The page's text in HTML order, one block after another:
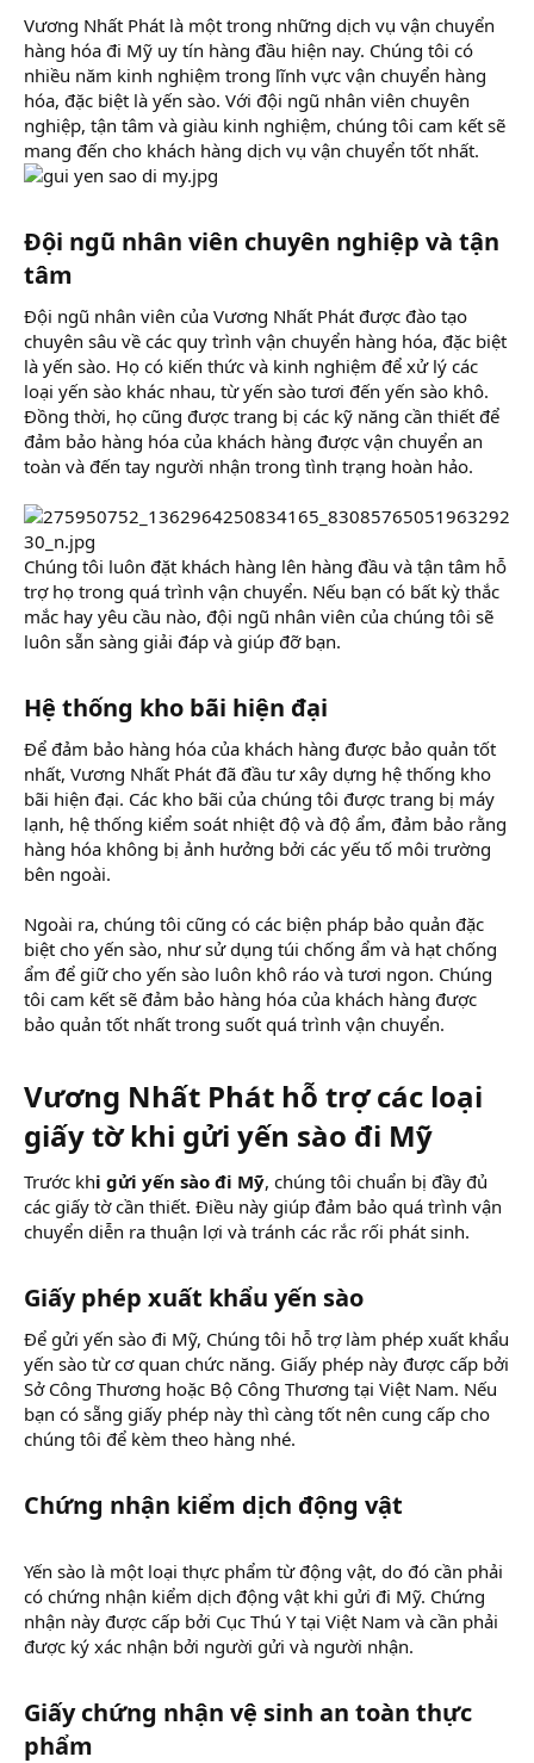
Vương Nhất Phát là một trong những dịch vụ vận chuyển
hàng hóa đi Mỹ uy tín hàng đầu hiện nay. Chúng tôi có
nhiều năm kinh nghiệm trong lĩnh vực vận chuyển hàng
hóa, đặc biệt là yến sào. Với đội ngũ nhân viên chuyên
nghiệp, tận tâm và giàu kinh nghiệm, chúng tôi cam kết sẽ
mang đến cho khách hàng dịch vụ vận chuyển tốt nhất.
Đội ngũ nhân viên chuyên nghiệp và tận
tâm​
Đội ngũ nhân viên của Vương Nhất Phát được đào tạo
chuyên sâu về các quy trình vận chuyển hàng hóa, đặc biệt
là yến sào. Họ có kiến thức và kinh nghiệm để xử lý các
loại yến sào khác nhau, từ yến sào tươi đến yến sào khô.
Đồng thời, họ cũng được trang bị các kỹ năng cần thiết để
đảm bảo hàng hóa của khách hàng được vận chuyển an
toàn và đến tay người nhận trong tình trạng hoàn hảo.
Chúng tôi luôn đặt khách hàng lên hàng đầu và tận tâm hỗ
trợ họ trong quá trình vận chuyển. Nếu bạn có bất kỳ thắc
mắc hay yêu cầu nào, đội ngũ nhân viên của chúng tôi sẽ
luôn sẵn sàng giải đáp và giúp đỡ bạn.
Hệ thống kho bãi hiện đại​
Để đảm bảo hàng hóa của khách hàng được bảo quản tốt
nhất, Vương Nhất Phát đã đầu tư xây dựng hệ thống kho
bãi hiện đại. Các kho bãi của chúng tôi được trang bị máy
lạnh, hệ thống kiểm soát nhiệt độ và độ ẩm, đảm bảo rằng
hàng hóa không bị ảnh hưởng bởi các yếu tố môi trường
bên ngoài.
Ngoài ra, chúng tôi cũng có các biện pháp bảo quản đặc
biệt cho yến sào, như sử dụng túi chống ẩm và hạt chống
ẩm để giữ cho yến sào luôn khô ráo và tươi ngon. Chúng
tôi cam kết sẽ đảm bảo hàng hóa của khách hàng được
bảo quản tốt nhất trong suốt quá trình vận chuyển.
Vương Nhất Phát hỗ trợ các loại
giấy tờ khi gửi yến sào đi Mỹ​
Trước khi gửi yến sào đi Mỹ, chúng tôi chuẩn bị đầy đủ
các giấy tờ cần thiết. Điều này giúp đảm bảo quá trình vận
chuyển diễn ra thuận lợi và tránh các rắc rối phát sinh.
Giấy phép xuất khẩu yến sào​
Để gửi yến sào đi Mỹ, Chúng tôi hỗ trợ làm phép xuất khẩu
yến sào từ cơ quan chức năng. Giấy phép này được cấp bởi
Sở Công Thương hoặc Bộ Công Thương tại Việt Nam. Nếu
bạn có sẵng giấy phép này thì càng tốt nên cung cấp cho
chúng tôi để kèm theo hàng nhé.
Chứng nhận kiểm dịch động vật​
Yến sào là một loại thực phẩm từ động vật, do đó cần phải
có chứng nhận kiểm dịch động vật khi gửi đi Mỹ. Chứng
nhận này được cấp bởi Cục Thú Y tại Việt Nam và cần phải
được ký xác nhận bởi người gửi và người nhận.
Giấy chứng nhận vệ sinh an toàn thực
phẩm​